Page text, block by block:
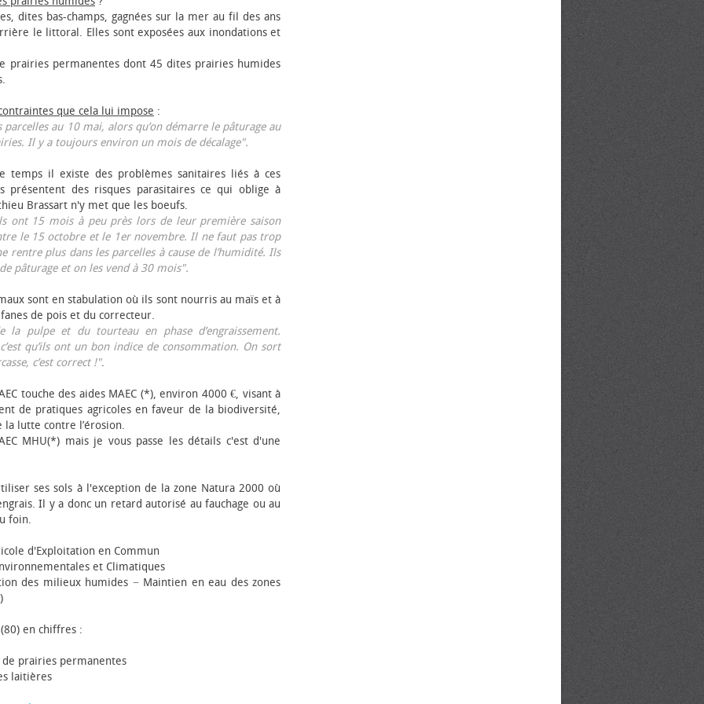
dites bas-champs, gagnées sur la mer au fil des ans
le littoral. Elles sont exposées aux inondations et
prairies permanentes dont 45 dites prairies humides
que cela lui impose :
au 10 mai, alors qu’on démarre le pâturage au
Il y a toujours environ un mois de décalage".
temps il existe des problèmes sanitaires liés à ces
présentent des risques parasitaires ce qui oblige à
Brassart n'y met que les bœufs.
ont 15 mois à peu près lors de leur première saison
le 15 octobre et le 1er novembre. Il ne faut pas trop
rentre plus dans les parcelles à cause de l’humidité. Ils
pâturage et on les vend à 30 mois".
sont en stabulation où ils sont nourris au maïs et à
de pois et du correcteur.
pulpe et du tourteau en phase d’engraissement.
qu’ils ont un bon indice de consommation. On sort
c’est correct !".
touche des aides MAEC (*), environ 4000 €, visant à
de pratiques agricoles en faveur de la biodiversité,
la lutte contre l’érosion.
MHU(*) mais je vous passe les détails c'est d'une
ses sols à l'exception de la zone Natura 2000 où
Il y a donc un retard autorisé au fauchage ou au
foin.
d'Exploitation en Commun
et Climatiques
des milieux humides − Maintien en eau des zones
en chiffres :
de prairies permanentes
laitières